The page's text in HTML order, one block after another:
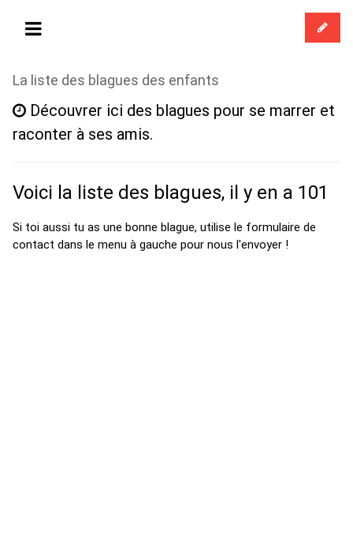
La liste des blagues des enfants
Découvrer ici des blagues pour se marrer et
raconter à ses amis.
Voici la liste des blagues, il y en a 101
Si toi aussi tu as une bonne blague, utilise le formulaire de
contact dans le menu à gauche pour nous l'envoyer !